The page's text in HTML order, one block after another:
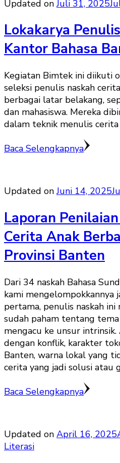
Updated onJuli 31, 2025
Lokakarya
Kantor Bahasa
Kegiatan Bimtek ini diikuti
seleksi penulis naskah
berbagai latar belakang,
dan mahasiswa. Mereka
dalam teknik menulis cerita
Baca Selengkapnya
Updated onJuni 14, 2025
Laporan
Cerita Anak
Provinsi Banten
Dari 34 naskah Bahasa
kami mengelompokkannya
pertama, penulis naskah
sudah paham tentang
mengacu ke unsur
dengan konflik, karakter
Banten, warna lokal yang
cerita yang jadi solusi atau
Baca Selengkapnya
Updated on April 16, 2025
Literasi